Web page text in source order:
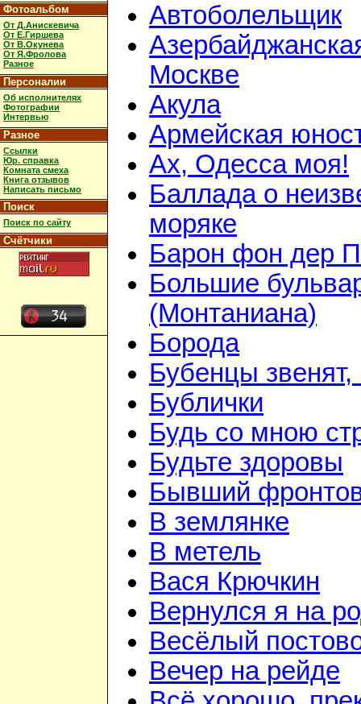
Фотоальбом
От Д.Анискевича
От Е.Гиршева
От В.Окунева
От Я.Фролова
Разное
Персоналии
Об исполнителях
Фотографии
Интервью
Разное
Ссылки
Юр. справка
Комната смеха
Книга отзывов
Написать письмо
Поиск
Поиск по сайту
Счётчики
Автоболельщик
Москве
Акула
Армейская
Ах, Одесса моя!
Баллада о
моряке
Барон фон дер
Большие
(Монтаниана)
Борода
Бубенцы звенят,
Бублички
Будь со мною
Будьте здоровы
Бывший
В землянке
В метель
Вася Крючкин
Вернулся я на
Весёлый
Вечер на рейде